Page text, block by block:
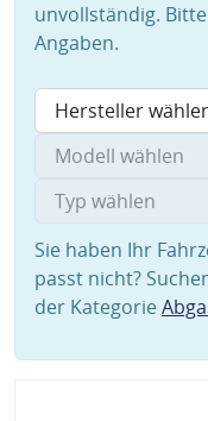
unvollständig.
Angaben.
Sie haben Ihr
passt nicht?
der Kategorie